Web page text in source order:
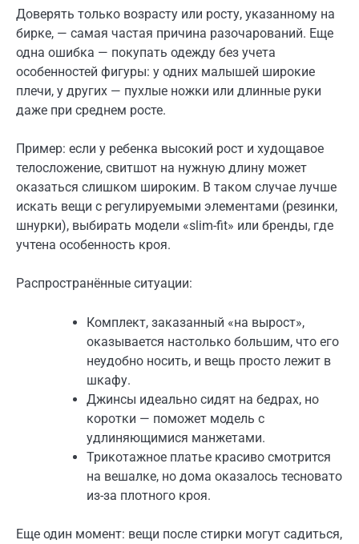
Доверять только возрасту или росту, указанному на
бирке, — самая частая причина разочарований. Еще
одна ошибка — покупать одежду без учета
особенностей фигуры: у одних малышей широкие
плечи, у других — пухлые ножки или длинные руки
даже при среднем росте.
Пример: если у ребенка высокий рост и худощавое
телосложение, свитшот на нужную длину может
оказаться слишком широким. В таком случае лучше
искать вещи с регулируемыми элементами (резинки,
шнурки), выбирать модели «slim-fit» или бренды, где
учтена особенность кроя.
Распространённые ситуации:
Комплект, заказанный «на вырост»,
оказывается настолько большим, что его
неудобно носить, и вещь просто лежит в
шкафу.
Джинсы идеально сидят на бедрах, но
коротки — поможет модель с
удлиняющимися манжетами.
Трикотажное платье красиво смотрится
на вешалке, но дома оказалось тесновато
из-за плотного кроя.
Еще один момент: вещи после стирки могут садиться,